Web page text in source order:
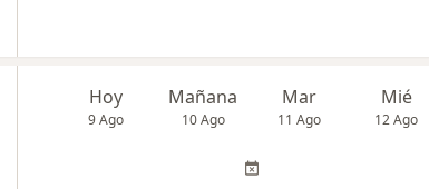
Hoy
9 Ago
Mañana
10 Ago
Mar
11 Ago
Mié
12 Ago